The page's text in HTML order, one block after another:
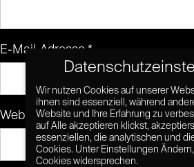
E-Mail-Adresse *
Website
Wir nutzen Cookies auf unserer
ihnen sind essenziell, während
Website und Ihre Erfahrung zu
auf Alle akzeptieren klickst,
essenziellen, die analytischen und
Cookies. Unter Einstellungen
Cookies widersprechen.